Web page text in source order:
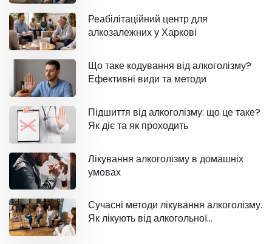
Реабілітаційний центр для
алкозалежних у Харкові
Що таке кодування від алкоголізму?
Ефективні види та методи
Підшиття від алкоголізму: що це таке?
Як діє та як проходить
Лікування алкоголізму в домашніх
умовах
Сучасні методи лікування алкоголізму.
Як лікують від алкогольної